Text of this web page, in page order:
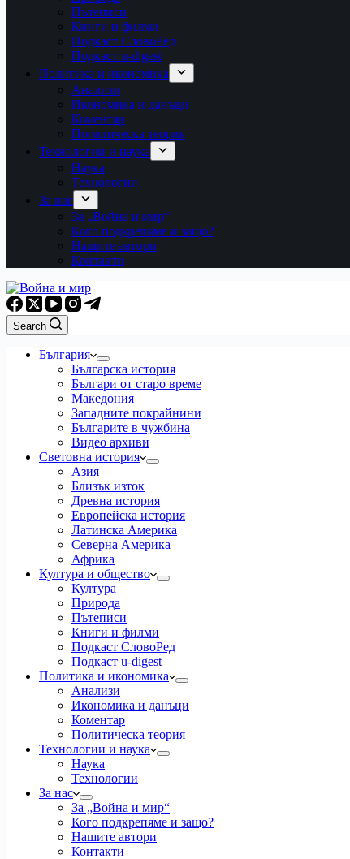
Пътеписи
Книги и филми
Подкаст СловоРед
Подкаст u-digest
Политика и икономика
Анализи
Икономика и данъци
Коментар
Политическа теория
Технологии и наука
Наука
Технологии
За нас
За „Война и мир“
Кого подкрепяме и защо?
Нашите автори
Контакти
Search
България
Българска история
Българи от старо време
Македония
Западните покрайнини
Българите в чужбина
Видео архиви
Световна история
Азия
Близък изток
Древна история
Европейска история
Латинска Америка
Северна Америка
Африка
Култура и общество
Култура
Природа
Пътеписи
Книги и филми
Подкаст СловоРед
Подкаст u-digest
Политика и икономика
Анализи
Икономика и данъци
Коментар
Политическа теория
Технологии и наука
Наука
Технологии
За нас
За „Война и мир“
Кого подкрепяме и защо?
Нашите автори
Контакти